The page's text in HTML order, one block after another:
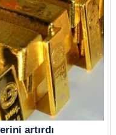
artırdı